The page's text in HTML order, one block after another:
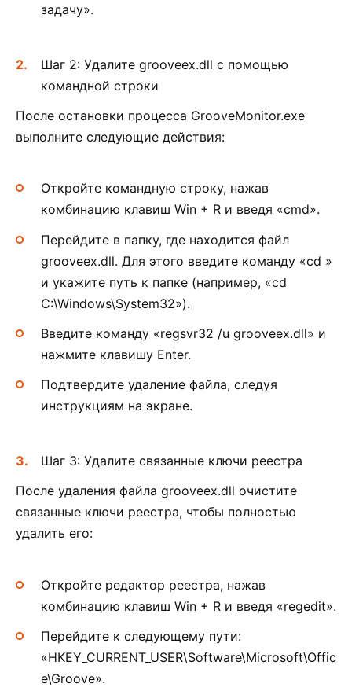
задачу».
Шаг 2: Удалите grooveex.dll с помощью
командной строки
После остановки процесса GrooveMonitor.exe
выполните следующие действия:
Откройте командную строку, нажав
комбинацию клавиш Win + R и введя «cmd».
Перейдите в папку, где находится файл
grooveex.dll. Для этого введите команду «cd »
и укажите путь к папке (например, «cd
C:\Windows\System32»).
Введите команду «regsvr32 /u grooveex.dll» и
нажмите клавишу Enter.
Подтвердите удаление файла, следуя
инструкциям на экране.
Шаг 3: Удалите связанные ключи реестра
После удаления файла grooveex.dll очистите
связанные ключи реестра, чтобы полностью
удалить его:
Откройте редактор реестра, нажав
комбинацию клавиш Win + R и введя «regedit».
Перейдите к следующему пути:
«HKEY_CURRENT_USER\Software\Microsoft\Offic
e\Groove».